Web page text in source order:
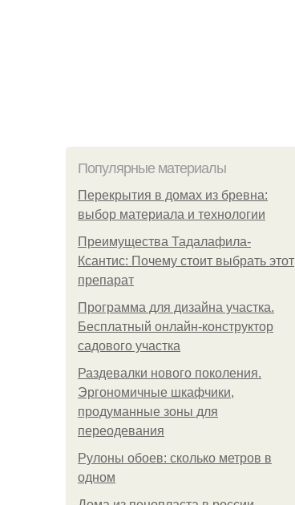
Популярные материалы
Перекрытия в домах из бревна:
выбор материала и технологии
Преимущества Тадалафила-
Ксантис: Почему стоит выбрать этот
препарат
Программа для дизайна участка.
Бесплатный онлайн-конструктор
садового участка
Раздевалки нового поколения.
Эргономичные шкафчики,
продуманные зоны для
переодевания
Рулоны обоев: сколько метров в
одном